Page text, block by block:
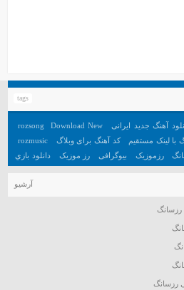
tags
آهنگ جدید ایرانی rozsong
Download New
با لینک مستقیم کد آهنگ برای وبلاگ
rozmusic
رزموزیک بیوگرافی رز موزیک
دانلود بازي
آرشیو
رزسانگ
رزسانگ